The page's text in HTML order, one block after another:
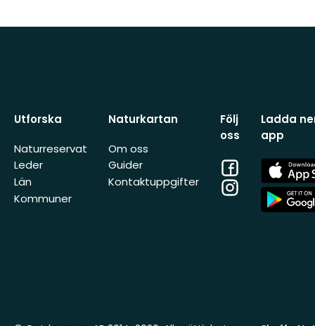
Utforska
Naturreservat
Leder
Län
Kommuner
Naturkartan
Om oss
Guider
Kontaktuppgifter
Följ
oss
Facebook
Instagram
Ladda
app
App
Store
App
Store